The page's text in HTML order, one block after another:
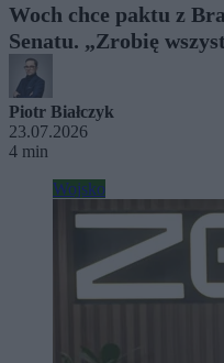
Woch chce paktu z
Senatu. „Zrobię
Piotr Białczyk
23.07.2026
4 min
Wojsko